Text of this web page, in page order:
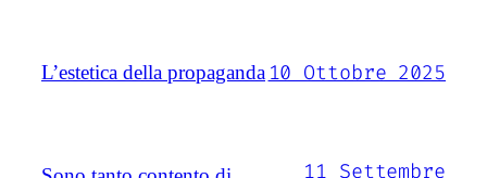
L’estetica della propaganda 10 Ottobre 2025
11 Settembre